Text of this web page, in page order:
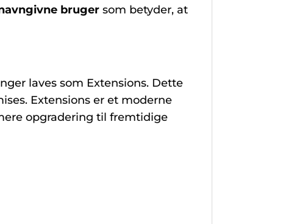
bruger som betyder, at
laves som Extensions. Dette
Extensions er et moderne
opgradering til fremtidige